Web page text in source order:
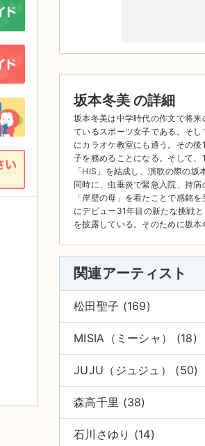
坂本冬美 の詳細
坂本冬美は中学時代の作文で将
ているスポーツ女子である。そ
にカラオケ教室にも通う。その
子を務めることになる。そして
「HIS」を結成し、演歌の際の
同時に、虫垂炎で緊急入院、持
「岸壁の母」を着たことで感銘
にデビュー31年目の新たな挑戦
を披露している。そのために坂
関連アーティスト
松田聖子 (169)
MISIA（ミーシャ） (18)
JUJU（ジュジュ） (50)
森高千里 (38)
石川さゆり (14)